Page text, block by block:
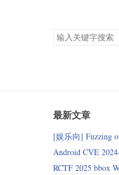
搜
索
最新文章
[娱乐向] Fuzzing
Android CVE
RCTF 2025 bbox